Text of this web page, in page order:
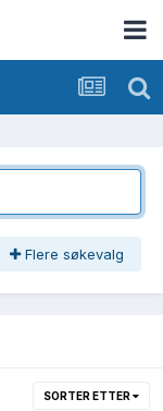
Flere søkevalg
SORTER ETTER